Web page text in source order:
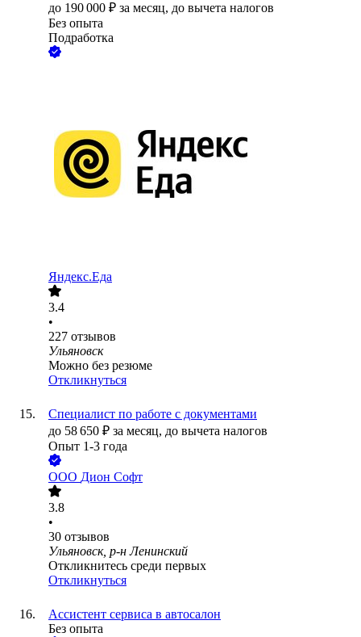
до 190 000 ₽ за месяц, до вычета налогов
Без опыта
Подработка
Яндекс.Еда
3.4
•
227 отзывов
Ульяновск
Можно без резюме
Откликнуться
Специалист по работе с документами
до 58 650 ₽ за месяц, до вычета налогов
Опыт 1-3 года
ООО Дион Софт
3.8
•
30 отзывов
Ульяновск, р-н Ленинский
Откликнитесь среди первых
Откликнуться
Ассистент сервиса в автосалон
Без опыта